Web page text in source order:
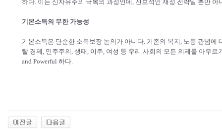
하다. 이는 신자유주의 극복의 과정인데, 진보적인 재정 전략일 뿐만 아
기본소득의 무한 가능성
기본소득은 단순한 소득보장 논의가 아니다. 기존의 복지, 노동 관념
탈 경제, 민주주의, 생태, 이주, 여성 등 우리 사회의 모든 의제를 아우
and Powerful 하다.